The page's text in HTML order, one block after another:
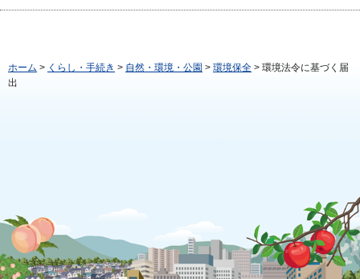
ホーム > くらし・手続き > 自然・環境・公園 > 環境保全 > 環境法令に基づく届
出